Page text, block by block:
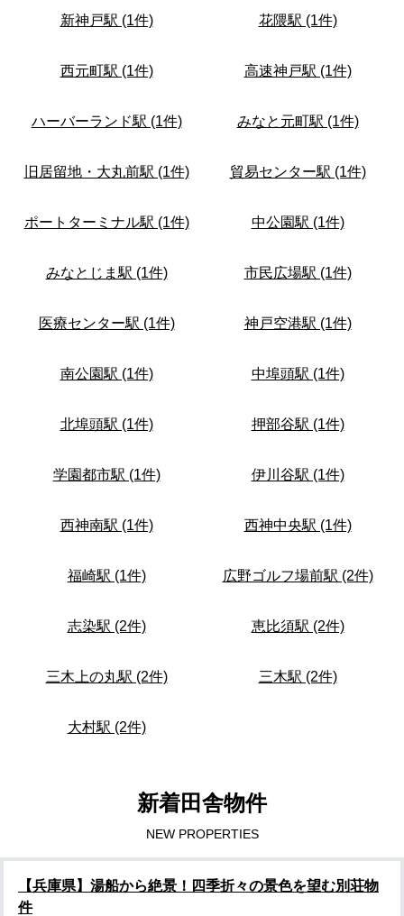
新神戸駅 (1件) 花隈駅 (1件)
西元町駅 (1件) 高速神戸駅 (1件)
ハーバーランド駅 (1件) みなと元町駅 (1件)
旧居留地・大丸前駅 (1件) 貿易センター駅 (1件)
ポートターミナル駅 (1件) 中公園駅 (1件)
みなとじま駅 (1件) 市民広場駅 (1件)
医療センター駅 (1件) 神戸空港駅 (1件)
南公園駅 (1件) 中埠頭駅 (1件)
北埠頭駅 (1件) 押部谷駅 (1件)
学園都市駅 (1件) 伊川谷駅 (1件)
西神南駅 (1件) 西神中央駅 (1件)
福崎駅 (1件) 広野ゴルフ場前駅 (2件)
志染駅 (2件) 恵比須駅 (2件)
三木上の丸駅 (2件) 三木駅 (2件)
大村駅 (2件)
新着田舎物件
NEW PROPERTIES
【兵庫県】湯船から絶景！四季折々の景色を望む別荘物
件